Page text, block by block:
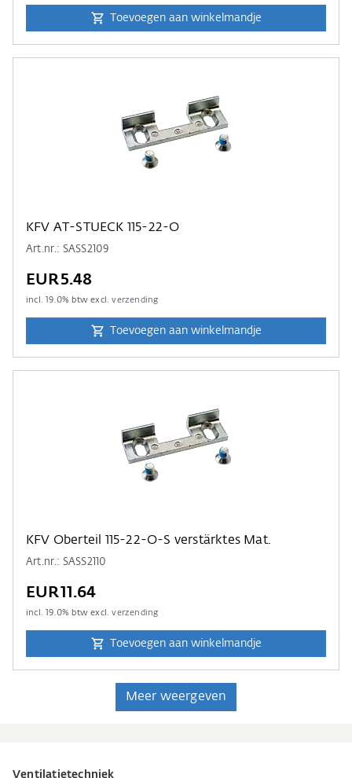
Toevoegen aan winkelmandje
KFV AT-STUECK 115-22-O
Art.nr.: SASS2109
EUR5.48
incl.19.0% btw excl.verzending
Toevoegen aan winkelmandje
KFV Oberteil 115-22-O-S verstärktes Mat.
Art.nr.: SASS2110
EUR11.64
incl.19.0% btw excl.verzending
Toevoegen aan winkelmandje
Meer weergeven
Ventilatietechniek